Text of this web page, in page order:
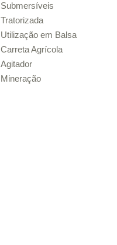
Submersíveis
Tratorizada
Utilização em Balsa
Carreta Agrícola
Agitador
Mineração